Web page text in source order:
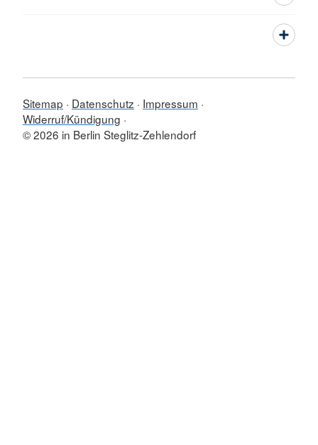
Sitemap Datenschutz
Impressum
Widerruf/Kündigung
© 2026 in Berlin Steglitz-Zehlendorf